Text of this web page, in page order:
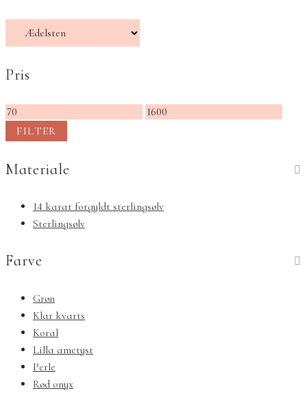
Pris
Mindste
pris
Højeste
FILTER
Materiale
14 karat forgyldt sterlingsølv
Sterlingsølv
Farve
Grøn
Klar kvarts
Koral
Lilla ametyst
Perle
Rød onyx